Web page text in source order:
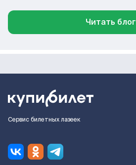
Читать блог
Сервис билетных лазеек